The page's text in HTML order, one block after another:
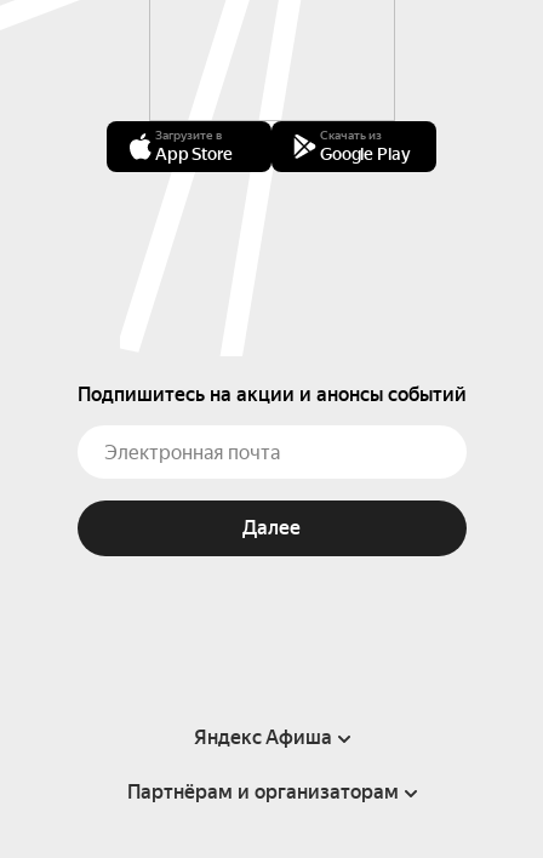
Загрузите в
App Store
Скачать из
Google Play
Подпишитесь на акции и анонсы событий
Далее
Яндекс Афиша
Справка
Партнёрам и организаторам